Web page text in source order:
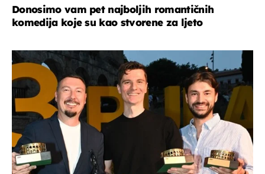
Donosimo vam pet najboljih romantičnih
komedija koje su kao stvorene za ljeto